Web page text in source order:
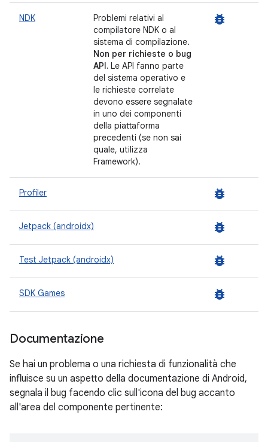
NDK
Problemi relativi al
compilatore NDK o al
sistema di compilazione.
Non per richieste o bug
API. Le API fanno parte
del sistema operativo e
le richieste correlate
devono essere segnalate
in uno dei componenti
della piattaforma
precedenti (se non sai
quale, utilizza
Framework).
bug_report
Profiler bug_report
Jetpack (androidx) bug_report
Test Jetpack (androidx) bug_report
SDK Games bug_report
Documentazione
Se hai un problema o una richiesta di funzionalità che
influisce su un aspetto della documentazione di Android,
segnala il bug facendo clic sull'icona del bug accanto
all'area del componente pertinente: